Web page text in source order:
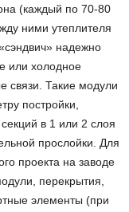
(каждый по 70-80
ними утеплителя
надежно
или холодное
связи. Такие модули
постройки,
в 1 или 2 слоя
прослойки. Для
проекта на заводе
перекрытия,
элементы (при